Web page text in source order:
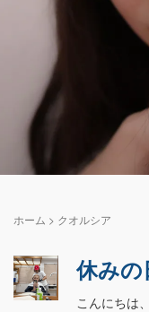
ホーム > クオルシア
休み
こんにちは